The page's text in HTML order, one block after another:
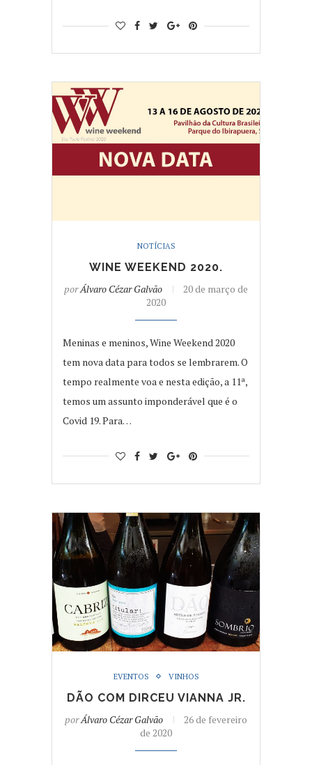
NOTÍCIAS
WINE WEEKEND 2020.
porÁlvaro Cézar Galvão
20 de março de
2020
Meninas e meninos, Wine Weekend 2020
tem nova data para todos se lembrarem. O
tempo realmente voa e nesta edição, a 11ª,
temos um assunto imponderável que é o
Covid 19. Para…
EVENTOS VINHOS
DÃO COM DIRCEU VIANNA JR.
porÁlvaro Cézar Galvão
26 de fevereiro
de 2020